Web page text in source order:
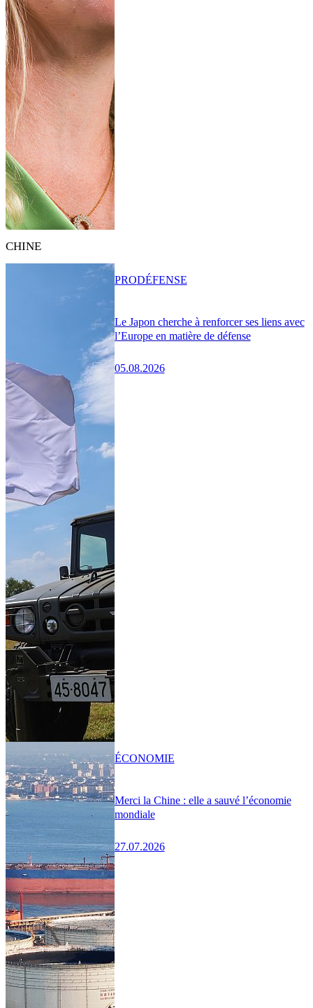
CHINE
Le Japon cherche à renforcer ses liens avec
l’Europe en matière de défense
05.08.2026
PRODÉFENSE
Merci la Chine : elle a sauvé l’économie
mondiale
27.07.2026
ÉCONOMIE